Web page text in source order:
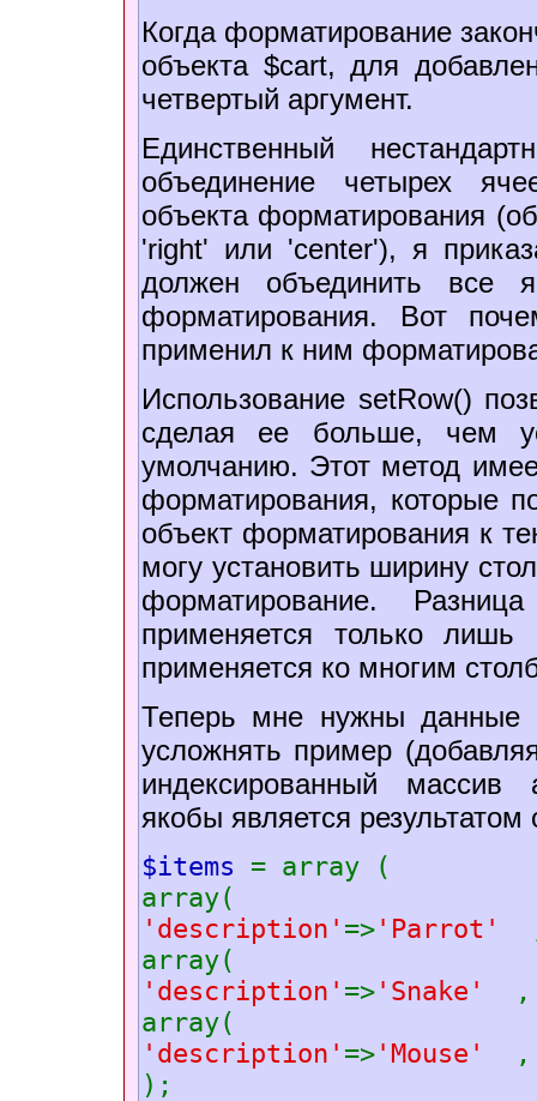
Когда форматирование
объекта $cart, для
четвертый аргумент.
Единственный
объединение четырех
объекта форматирования
'right' или 'center'), я
должен объединить все
форматирования. Вот
применил к ним
Использование setRow()
сделая ее больше, чем
умолчанию. Этот метод
форматирования, которые
объект форматирования к
могу установить ширину
форматирование.
применяется только лишь
применяется ко многим
Теперь мне нужны данные
усложнять пример
индексированный массив
якобы является результатом
$items = array (
array(
'description' =>'Parrot'
array(
'description' =>'Snake' ,
array(
'description' =>'Mouse' ,
);